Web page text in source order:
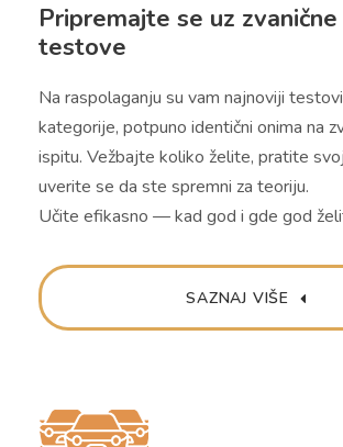
Pripremajte se uz
testove
Na raspolaganju su vam najnoviji
kategorije, potpuno identični onima na
ispitu. Vežbajte koliko želite, pratite
uverite se da ste spremni za teoriju.
Učite efikasno — kad god i gde god
SAZNAJ VIŠE